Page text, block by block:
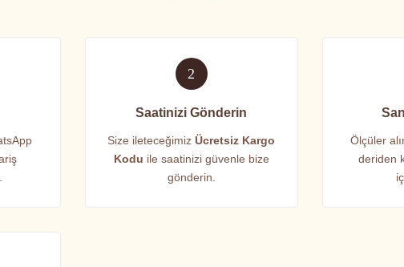
2
Saatinizi Gönderin
Size ileteceğimizÜcretsiz Kargo
Kodu ile saatinizi güvenle bize
gönderin.
Ölçüler
deriden